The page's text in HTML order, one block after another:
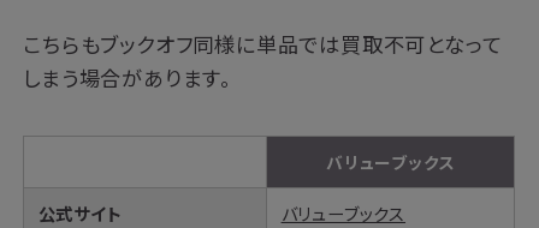
こちらもブックオフ同様に単品では買取不可となって
しまう場合があります。
バリューブックス
公式サイト バリューブックス